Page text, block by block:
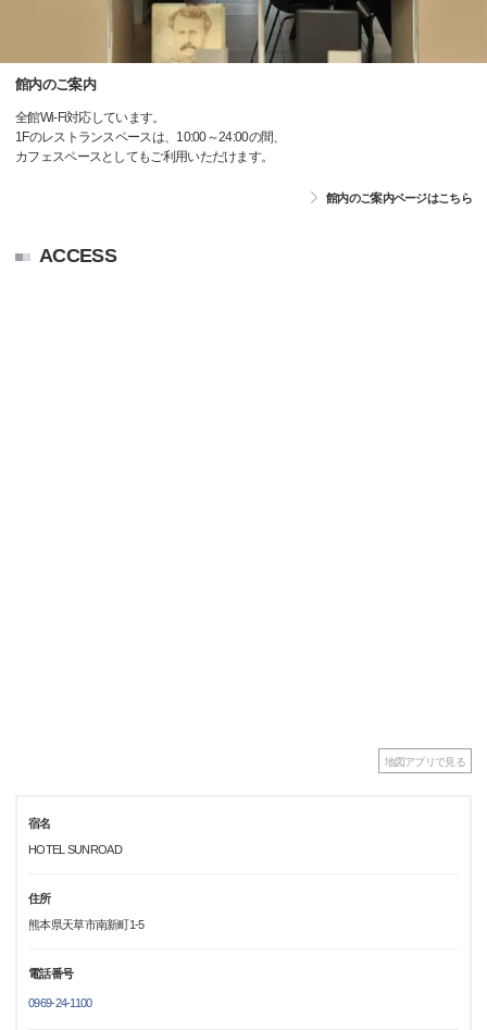
館内のご案内
全館Wi-Fi対応しています。
1Fのレストランスペースは、10:00～24:00の間、
カフェスペースとしてもご利用いただけます。
館内のご案内ページはこちら
ACCESS
地図アプリで見る
宿名
HOTEL SUNROAD
住所
熊本県天草市南新町1-5
電話番号
0969-24-1100